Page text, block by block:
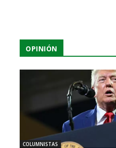
OPINIÓN
COLUMNISTAS